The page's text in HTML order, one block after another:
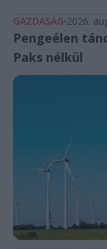
GAZDASÁG 2026.
Pengeélen
Paks nélkül